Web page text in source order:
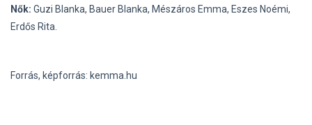
Nők: Guzi Blanka, Bauer Blanka, Mészáros Emma, Eszes Noémi,
Erdős Rita.
Forrás, képforrás: kemma.hu